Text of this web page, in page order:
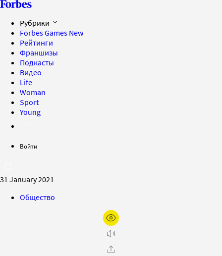
Рубрики
Forbes Games New
Рейтинги
Франшизы
Подкасты
Видео
Life
Woman
Sport
Young
Войти
31 January 2021
Общество